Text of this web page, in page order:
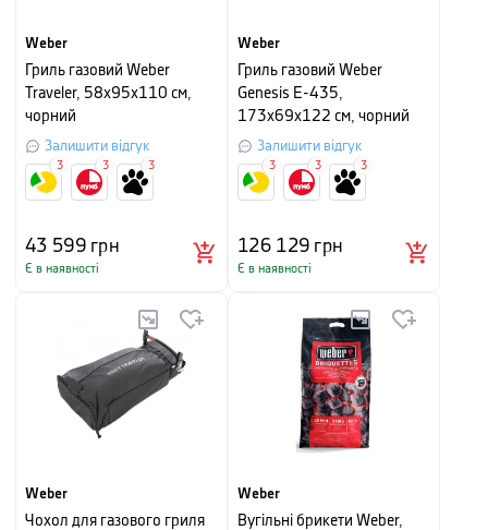
Weber
Гриль газовий Weber
Traveler, 58х95х110 см,
чорний
Залишити відгук
43 599грн
Є в наявності
3 3 3
Weber
Гриль газовий Weber
Genesis E-435,
173х69х122 см, чорний
Залишити відгук
126 129 грн
Є в наявності
3 3 3
Weber
Чохол для газового гриля
Weber
Вугільні брикети Weber,